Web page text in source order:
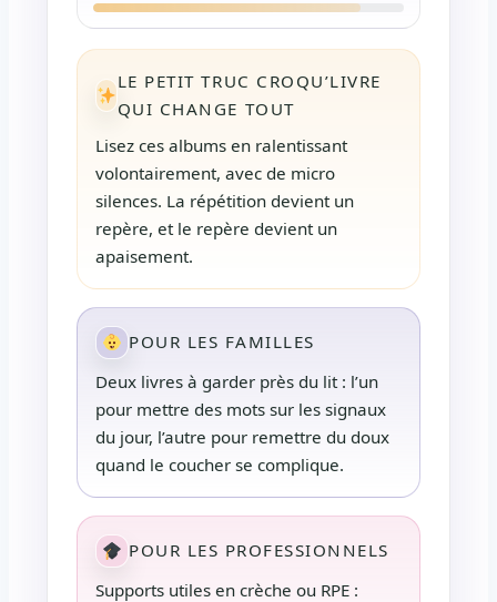
LE PETIT TRUC CROQU’LIVRE
QUI CHANGE TOUT
Lisez ces albums en ralentissant
volontairement, avec de micro
silences. La répétition devient un
repère, et le repère devient un
apaisement.
POUR LES FAMILLES
Deux livres à garder près du lit : l’un
pour mettre des mots sur les signaux
du jour, l’autre pour remettre du doux
quand le coucher se complique.
POUR LES PROFESSIONNELS
Supports utiles en crèche ou RPE :